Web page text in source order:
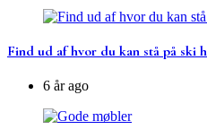
Find ud af hvor du kan stå på ski
6 år ago